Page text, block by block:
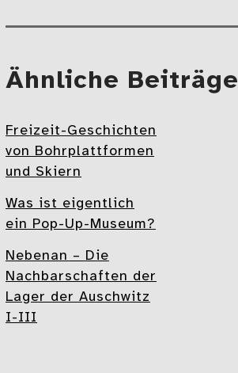
Mehr
Ähnliche Beiträge
Freizeit-Geschichten
von Bohrplattformen
und Skiern
Was ist eigentlich
ein Pop-Up-Museum?
Nebenan – Die
Nachbarschaften der
Lager der Auschwitz
I-III